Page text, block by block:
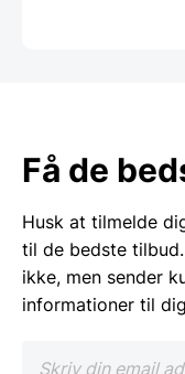
Få de
Husk at tilmelde
til de bedste
ikke, men sender
informationer til